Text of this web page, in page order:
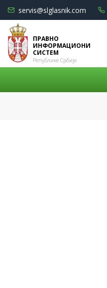
servis@slglasnik.com
ПРАВНО
ИНФОРМАЦИОНИ
СИСТЕМ
Републике Србије